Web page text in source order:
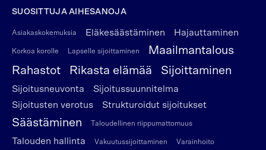
SUOSITTUJA AIHESANOJA
Asiakaskokemuksia Eläkesäästäminen Hajauttaminen
Korkoa korolle Lapselle sijoittaminen
Maailmantalous
Rahastot
Rikasta elämää Sijoittaminen
Sijoitusneuvonta
Sijoitussuunnitelma
Sijoitusten verotus
Strukturoidut sijoitukset
Säästäminen Taloudellinen riippumattomuus
Talouden hallinta Vakuutussijoittaminen Varainhoito